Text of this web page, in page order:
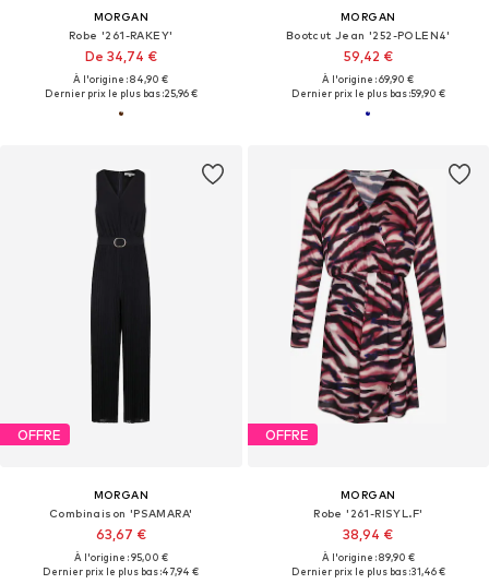
MORGAN
Robe '261-RAKEY'
De 34,74 €
À l'origine : 84,90 €
Dernier prix le plus bas :25,96 €
MORGAN
Bootcut Jean '252-POLEN4'
59,42 €
À l'origine : 69,90 €
Dernier prix le plus bas :59,90 €
OFFRE
MORGAN
Combinaison 'PSAMARA'
63,67 €
À l'origine : 95,00 €
Dernier prix le plus bas :47,94 €
OFFRE
MORGAN
Robe '261-RISYL.F'
38,94 €
À l'origine : 89,90 €
Dernier prix le plus bas :31,46 €